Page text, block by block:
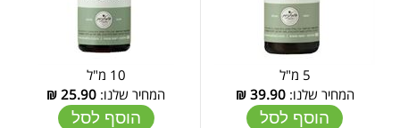
5 מ"ל
המחיר שלנו:39.90
₪
הוסף לסל
10 מ"ל
המחיר שלנו: 25.90
₪
הוסף לסל